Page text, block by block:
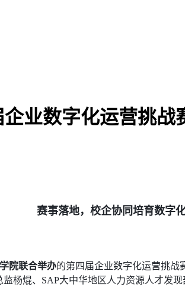
业数字化运营挑
赛事落地，校企协同培育数字
院联合举办的第四届企业数字化运营挑战
杨焜、SAP大中华地区人力资源人才发